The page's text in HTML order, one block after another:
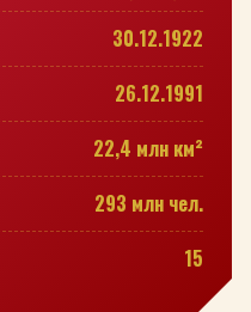
30.12.1922
26.12.1991
22,4 млн км²
293 млн чел.
15